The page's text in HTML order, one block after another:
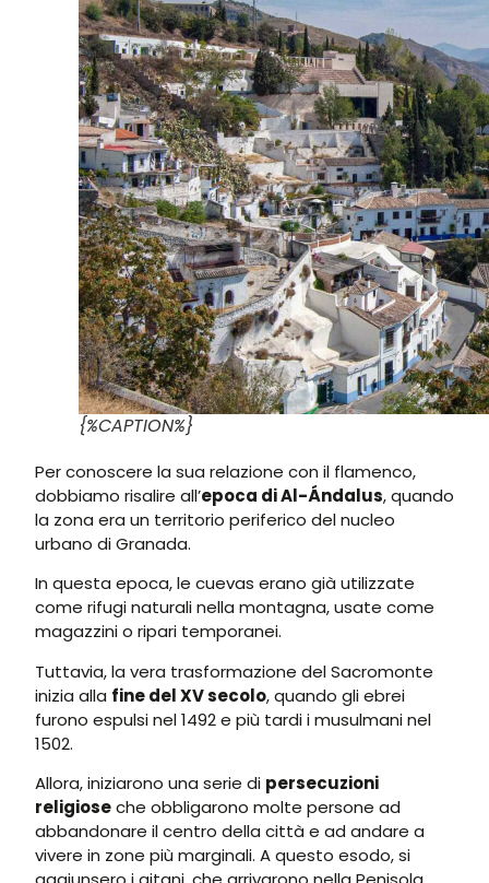
{%CAPTION%}
Per conoscere la sua relazione con il flamenco,
dobbiamo risalire all’epoca di Al-Ándalus, quando
la zona era un territorio periferico del nucleo
urbano di Granada.
In questa epoca, le cuevas erano già utilizzate
come rifugi naturali nella montagna, usate come
magazzini o ripari temporanei.
Tuttavia, la vera trasformazione del Sacromonte
inizia alla fine del XV secolo, quando gli ebrei
furono espulsi nel 1492 e più tardi i musulmani nel
1502.
Allora, iniziarono una serie di persecuzioni
religioseche obbligarono molte persone ad
abbandonare il centro della città e ad andare a
vivere in zone più marginali. A questo esodo, si